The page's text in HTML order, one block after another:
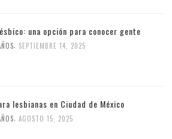
una opción para conocer gente
SEPTIEMBRE 14, 2025
lesbianas en Ciudad de México
AGOSTO 15, 2025